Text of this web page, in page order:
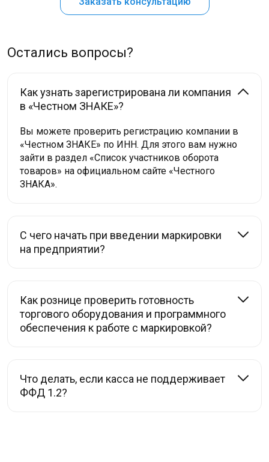
Остались вопросы?
Как узнать зарегистрирована ли компания
в «Честном ЗНАКЕ»?
Вы можете проверить регистрацию компании в
«Честном ЗНАКЕ» по ИНН. Для этого вам нужно
зайти в раздел «Список участников оборота
товаров» на официальном сайте «Честного
ЗНАКА».
С чего начать при введении маркировки
на предприятии?
Как рознице проверить готовность
торгового оборудования и программного
обеспечения к работе с маркировкой?
Что делать, если касса не поддерживает
ФФД 1.2?